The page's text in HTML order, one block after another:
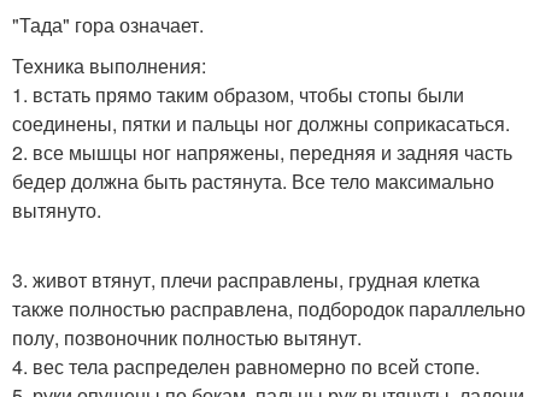
"Тада" гора означает.
Техника выполнения:
1. встать прямо таким образом, чтобы стопы были
соединены, пятки и пальцы ног должны соприкасаться.
2. все мышцы ног напряжены, передняя и задняя часть
бедер должна быть растянута. Все тело максимально
вытянуто.
3. живот втянут, плечи расправлены, грудная клетка
также полностью расправлена, подбородок параллельно
полу, позвоночник полностью вытянут.
4. вес тела распределен равномерно по всей стопе.